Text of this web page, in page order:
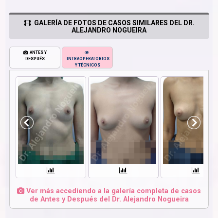
GALERÍA DE FOTOS DE CASOS SIMILARES DEL DR.
ALEJANDRO NOGUEIRA
ANTES Y
DESPUÉS
INTRAOPERATORIOS
Y TÉCNICOS
Ver más accediendo a la galería completa de casos
de Antes y Después del Dr. Alejandro Nogueira